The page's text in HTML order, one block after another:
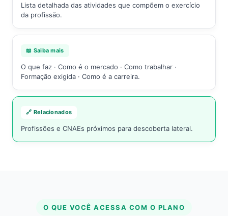
Lista detalhada das atividades que compõem o exercício
da profissão.
📖 Saiba mais
O que faz · Como é o mercado · Como trabalhar ·
Formação exigida · Como é a carreira.
🔗 Relacionados
Profissões e CNAEs próximos para descoberta lateral.
O QUE VOCÊ ACESSA COM O PLANO